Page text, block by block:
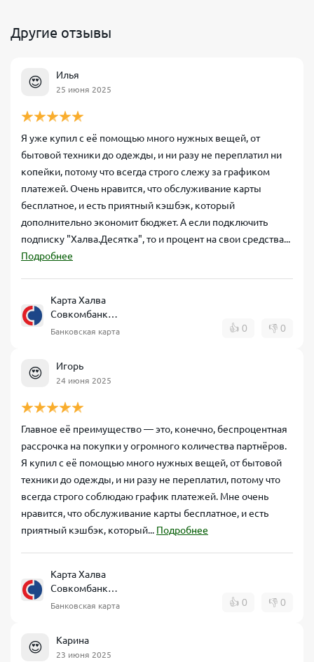
Другие отзывы
😍 Илья
25 июня 2025
Я уже купил с её помощью много нужных вещей, от
бытовой техники до одежды, и ни разу не переплатил ни
копейки, потому что всегда строго слежу за графиком
платежей. Очень нравится, что обслуживание карты
бесплатное, и есть приятный кэшбэк, который
дополнительно экономит бюджет. А если подключить
подписку "Халва.Десятка", то и процент на свои средства...
Подробнее
Карта Халва
Совкомбанк
рассрочка
Банковская карта 👍 0 👎 0
😍 Игорь
24 июня 2025
Главное её преимущество — это, конечно, беспроцентная
рассрочка на покупки у огромного количества партнёров.
Я купил с её помощью много нужных вещей, от бытовой
техники до одежды, и ни разу не переплатил, потому что
всегда строго соблюдаю график платежей. Мне очень
нравится, что обслуживание карты бесплатное, и есть
приятный кэшбэк, который... Подробнее
Карта Халва
Совкомбанк
рассрочка
Банковская карта 👍 0 👎 0
😍 Карина
23 июня 2025